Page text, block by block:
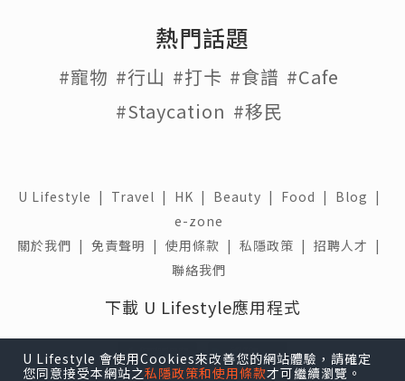
熱門話題
#寵物 #行山 #打卡 #食譜 #Cafe
#Staycation #移民
U Lifestyle | Travel | HK | Beauty | Food | Blog |
e-zone
關於我們 | 免責聲明 | 使用條款 | 私隱政策 | 招聘人才 |
聯絡我們
下載 U Lifestyle應用程式
U Lifestyle 會使用Cookies來改善您的網站體驗，請確定
您同意接受本網站之私隱政策和使用條款才可繼續瀏覽。